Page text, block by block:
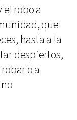
el robo a
que
hasta a la
despiertos,
o a